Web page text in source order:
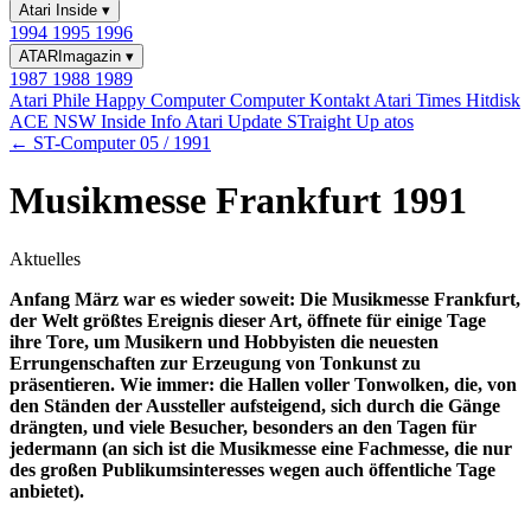
Atari Inside ▾
1994 1995 1996
ATARImagazin ▾
1987 1988 1989
Atari Phile Happy ComputerComputer Kontakt Atari Times Hitdisk
ACE NSW Inside Info Atari Update STraight Up atos
← ST-Computer 05 / 1991
Musikmesse Frankfurt 1991
Aktuelles
Anfang März war es wieder soweit: Die Musikmesse Frankfurt,
der Welt größtes Ereignis dieser Art, öffnete für einige Tage
ihre Tore, um Musikern und Hobbyisten die neuesten
Errungenschaften zur Erzeugung von Tonkunst zu
präsentieren. Wie immer: die Hallen voller Tonwolken, die, von
den Ständen der Aussteller aufsteigend, sich durch die Gänge
drängten, und viele Besucher, besonders an den Tagen für
jedermann (an sich ist die Musikmesse eine Fachmesse, die nur
des großen Publikumsinteresses wegen auch öffentliche Tage
anbietet).